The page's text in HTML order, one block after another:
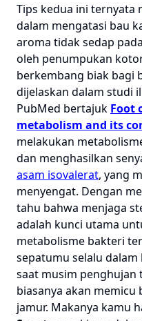
Tips kedua ini ternyata
dalam mengatasi bau
aroma tidak sedap
oleh penumpukan
berkembang biak bagi
dijelaskan dalam studi
PubMed bertajuk Foot
metabolism and its
melakukan
dan menghasilkan
asam isovalerat, yang
menyengat. Dengan
tahu bahwa menjaga
adalah kunci utama
metabolisme bakteri
sepatumu selalu
saat musim penghujan
biasanya akan
jamur. Makanya kamu